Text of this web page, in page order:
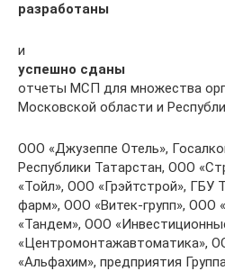
разработаны
и
успешно сданы
отчеты МСП для множества
Московской области и
ООО «Джузеппе Отель»,
Республики Татарстан, ООО
«Тойл», ООО «Грэйтстрой», ГБУ
фарм», ООО «Витек-групп», ООО
«Тандем», ООО
«Центромонтажавтоматика»,
«Альфахим», предприятия